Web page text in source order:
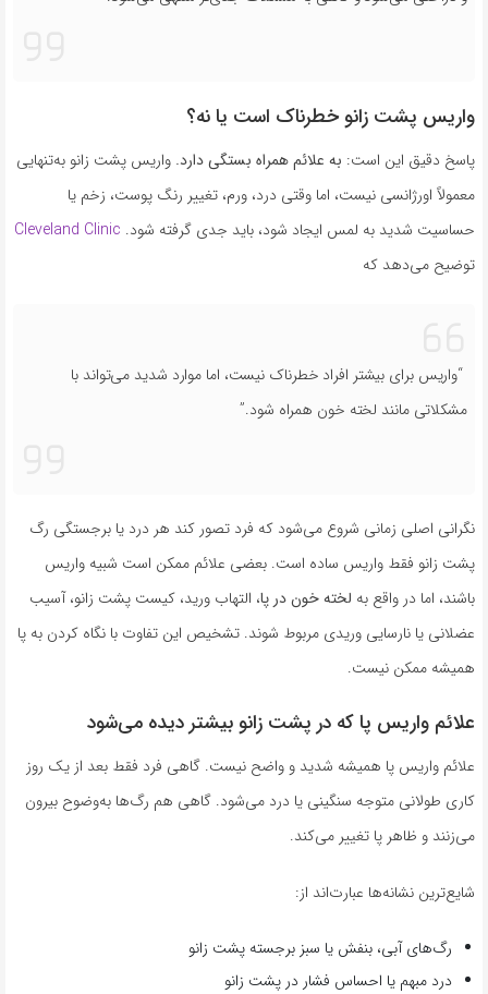
واریس پشت زانو خطرناک است یا نه؟
پاسخ دقیق این است: به علائم همراه بستگی دارد. واریس پشت زانو به‌تنهایی
معمولاً اورژانسی نیست، اما وقتی درد، ورم، تغییر رنگ پوست، زخم یا
حساسیت شدید به لمس ایجاد شود، باید جدی گرفته شود. Cleveland Clinic
توضیح می‌دهد که
“واریس برای بیشتر افراد خطرناک نیست، اما موارد شدید می‌تواند با
مشکلاتی مانند لخته خون همراه شود.”
نگرانی اصلی زمانی شروع می‌شود که فرد تصور کند هر درد یا برجستگی رگ
پشت زانو فقط واریس ساده است. بعضی علائم ممکن است شبیه واریس
باشند، اما در واقع به لخته خون در پا، التهاب ورید، کیست پشت زانو، آسیب
عضلانی یا نارسایی وریدی مربوط شوند. تشخیص این تفاوت با نگاه کردن به پا
همیشه ممکن نیست.
علائم واریس پا که در پشت زانو بیشتر دیده می‌شود
علائم واریس پا همیشه شدید و واضح نیست. گاهی فرد فقط بعد از یک روز
کاری طولانی متوجه سنگینی یا درد می‌شود. گاهی هم رگ‌ها به‌وضوح بیرون
می‌زنند و ظاهر پا تغییر می‌کند.
شایع‌ترین نشانه‌ها عبارت‌اند از:
رگ‌های آبی، بنفش یا سبز برجسته پشت زانو
درد مبهم یا احساس فشار در پشت زانو